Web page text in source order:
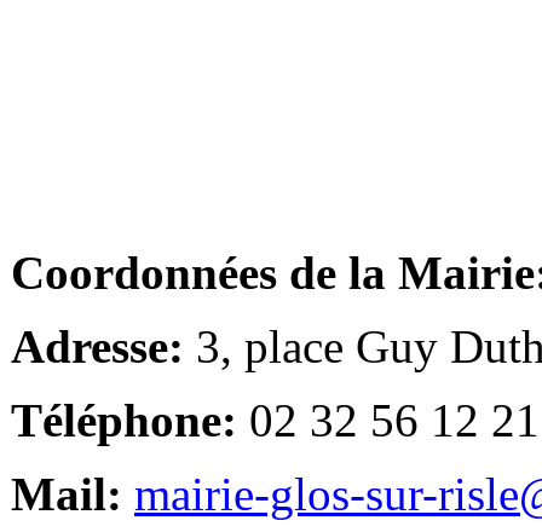
Coordonnées de la
Adresse: 3, place Guy
Téléphone: 02 32 56 12 21
Mail: mairie-glos-sur-